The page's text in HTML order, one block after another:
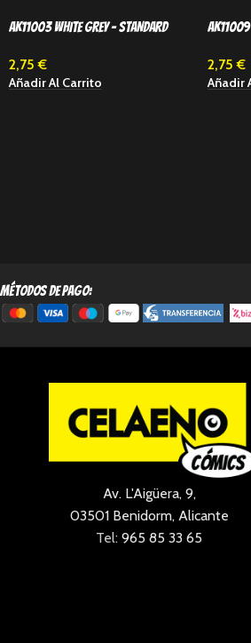
AK11003 WHITE GREY – STANDARD
2,75€
Añadir Al Carrito
AK11009
2,75€
Añadir
métodos de pago:
Av. L'Aigüera, 9,
03501 Benidorm, Alicante
Tel: 965 85 33 65